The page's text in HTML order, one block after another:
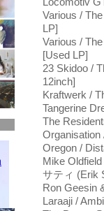
Various /
LP]
Various /
[Used LP]
23 Skidoo /
12inch]
Kraftwerk /
Tangerine
The
Organisation
Oregon /
Mike
サティ (Erik
Ron Geesin
Laraaji /